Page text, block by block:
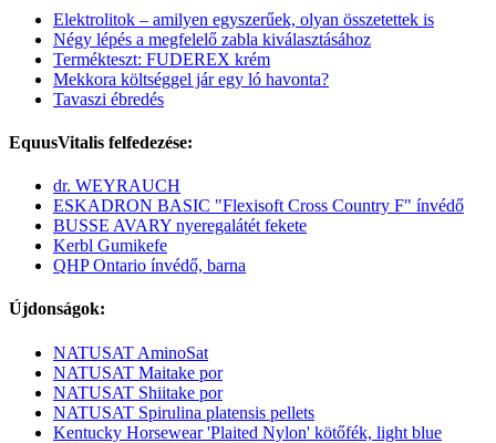
Elektrolitok – amilyen egyszerűek, olyan összetettek is
Négy lépés a megfelelő zabla kiválasztásához
Termékteszt: FUDEREX krém
Mekkora költséggel jár egy ló havonta?
Tavaszi ébredés
EquusVitalis felfedezése:
dr. WEYRAUCH
ESKADRON BASIC "Flexisoft Cross Country F" ínvédő
BUSSE AVARY nyeregalátét fekete
Kerbl Gumikefe
QHP Ontario ínvédő, barna
Újdonságok:
NATUSAT AminoSat
NATUSAT Maitake por
NATUSAT Shiitake por
NATUSAT Spirulina platensis pellets
Kentucky Horsewear 'Plaited Nylon' kötőfék, light blue